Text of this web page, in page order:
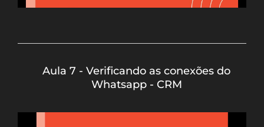
Aula 7 - Verificando as conexões do
Whatsapp - CRM